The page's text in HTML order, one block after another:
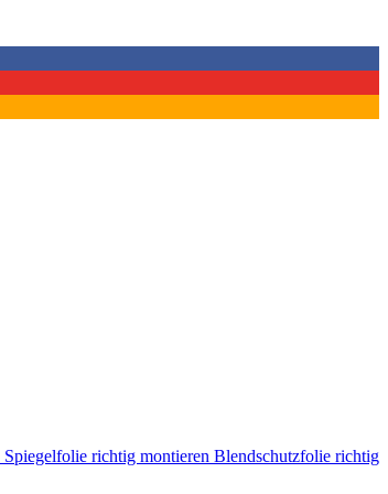
Spiegelfolie richtig montieren Blendschutzfolie richtig